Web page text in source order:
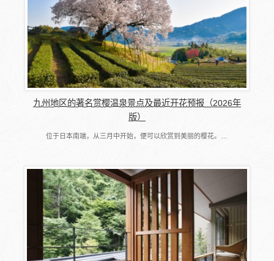
九州地区的著名赏樱温泉景点及最近开花预报（2026年
版）
位于日本南端，从三月中开始，便可以欣赏到美丽的樱花。…